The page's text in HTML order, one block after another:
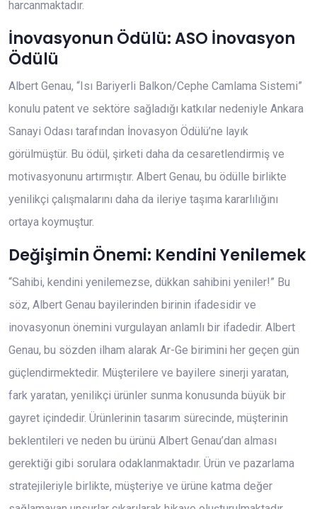
harcanmaktadır.
İnovasyonun Ödülü: ASO İnovasyon
Ödülü
Albert Genau, “Isı Bariyerli Balkon/Cephe Camlama Sistemi”
konulu patent ve sektöre sağladığı katkılar nedeniyle Ankara
Sanayi Odası tarafından İnovasyon Ödülü’ne layık
görülmüştür. Bu ödül, şirketi daha da cesaretlendirmiş ve
motivasyonunu artırmıştır. Albert Genau, bu ödülle birlikte
yenilikçi çalışmalarını daha da ileriye taşıma kararlılığını
ortaya koymuştur.
Değişimin Önemi: Kendini Yenilemek
“Sahibi, kendini yenilemezse, dükkan sahibini yeniler!” Bu
söz, Albert Genau bayilerinden birinin ifadesidir ve
inovasyonun önemini vurgulayan anlamlı bir ifadedir. Albert
Genau, bu sözden ilham alarak Ar-Ge birimini her geçen gün
güçlendirmektedir. Müşterilere ve bayilere sinerji yaratan,
fark yaratan, yenilikçi ürünler sunma konusunda büyük bir
gayret içindedir. Ürünlerinin tasarım sürecinde, müşterinin
beklentileri ve neden bu ürünü Albert Genau’dan alması
gerektiği gibi sorulara odaklanmaktadır. Ürün ve pazarlama
stratejileriyle birlikte, müşteriye ve ürüne katma değer